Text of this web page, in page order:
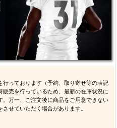
っております（予約、取り寄せ等の表記
売を行っているため、最新の在庫状況に
。万一、ご注文後に商品をご用意できない
せていただく場合があります。